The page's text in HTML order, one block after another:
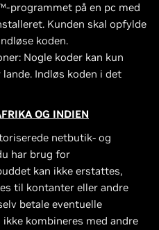
programmet på en pc med
Kunden skal opfylde
koden.
Nogle koder kan kun
Indløs koden i det
OG INDIEN
netbutik- og
har brug for
kan ikke erstattes,
til kontanter eller andre
betale eventuelle
kombineres med andre